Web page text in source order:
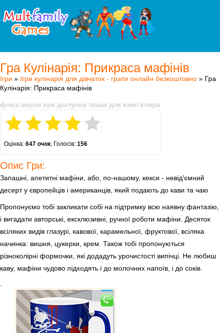
Гра Кулінарія: Прикраса мафінів
Ігри » Ігри кулінарія для дівчаток - грати онлайн безкоштовно » Гра
Кулінарія: Прикраса мафінів
флеш версія ігри доступна тільки для комп'ютера
Оцінка: 647 очок, Голосів: 156
Опис Гри:
Запашні, апетитні мафіни, або, по-нашому, кекси - невід'ємний
десерт у європейців і американців, який подають до кави та чаю
Пропонуємо тобі закликати собі на підтримку всю наявну фантазію,
і вигадати авторські, ексклюзивні, ручної роботи мафіни. Десяток
всіляких видів глазурі, кавової, карамельної, фруктової, всіляка
начинка: вишня, цукерки, крем. Також тобі пропонуються
різноколірні формочки, які додадуть урочистості випічці. Не любиш
каву, мафіни чудово підходять і до молочних напоїв, і до соків.